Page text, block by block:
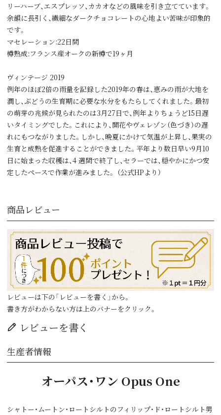
リーハーブ、エスプレッソ、カカオなどの風味を引き立てています。
余韻に長引く、繊細なダークチョコレートの心地よい苦味が印象的
です。
マセレーション:22日間
樽熟成:フランス産オークの新樽で19ヶ月
ヴィンテージ 2019
例年のほぼ2倍の雨量を記録した2019年の春は、恵みの雨が大地を
潤し、ぶどうの生育期に必要な水分をもたらしてくれました。最初
の萌芽の兆候が見られたのは3月27日で、例年よりちょうど15日遅
いタイミングでした。これにより、開花やヴェレゾン（色づき）の遅
れにもつながりました。しかし、晩夏にかけて気温が上昇し、果実の
生育と成熟を促進することができました。平年より数日早い9月10
日に始まった収穫は、4 週間で終了し、セラーでは、穏やかにかつ安
定したペースで作業が進みました。 （公式HPより）
商品レビュー
レビューは下の「レビューを書く」から。
書き方がわからない方は上のバナーをクリック。
レビューを書く
生産者情報
オーパス・ワン Opus One
シャトー・ムートン・ロートシルトのフィリップ・ド・ロートシルト男